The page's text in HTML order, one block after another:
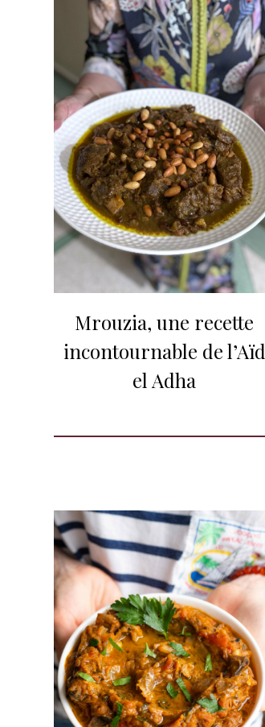
Mrouzia, une recette
incontournable de l’Aïd
el Adha